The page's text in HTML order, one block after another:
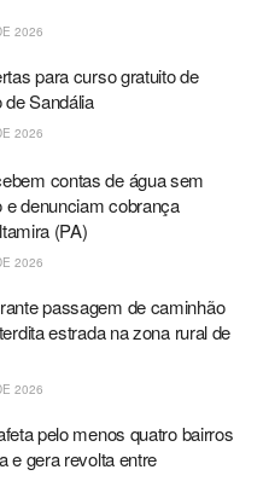
2026
para curso gratuito de
Sandália
2026
contas de água sem
e denunciam cobrança
(PA)
2026
passagem de caminhão
estrada na zona rural de
2026
pelo menos quatro bairros
e gera revolta entre